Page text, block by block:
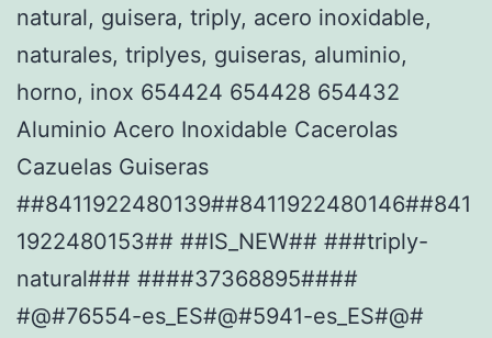
natural, guisera, triply, acero inoxidable,
naturales, triplyes, guiseras, aluminio,
horno, inox 654424 654428 654432
Aluminio Acero Inoxidable Cacerolas
Cazuelas Guiseras
##8411922480139##8411922480146##841
1922480153## ##IS_NEW## ###triply-
natural### ####37368895####
#@#76554-es_ES#@#5941-es_ES#@#